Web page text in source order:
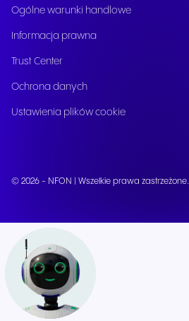
Ogólne warunki handlowe
Informacja prawna
Trust Center
Ochrona danych
Ustawienia plików cookie
© 2026 - NFON | Wszelkie prawa zastrzeżone.